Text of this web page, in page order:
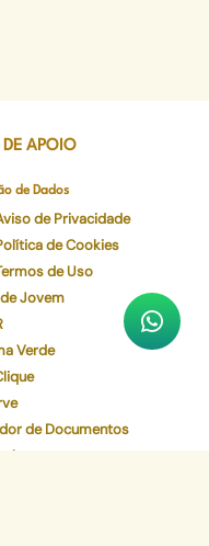
DE APOIO
de Dados
de Privacidade
de Cookies
de Uso
Jovem
Verde
de Documentos